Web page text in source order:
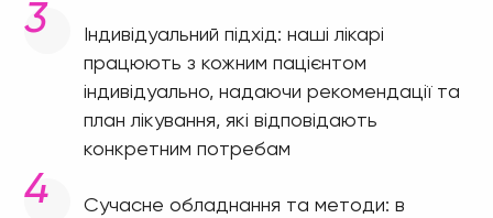
Індивідуальний підхід: наші лікарі
працюють з кожним пацієнтом
індивідуально, надаючи рекомендації та
план лікування, які відповідають
конкретним потребам
Сучасне обладнання та методи: в